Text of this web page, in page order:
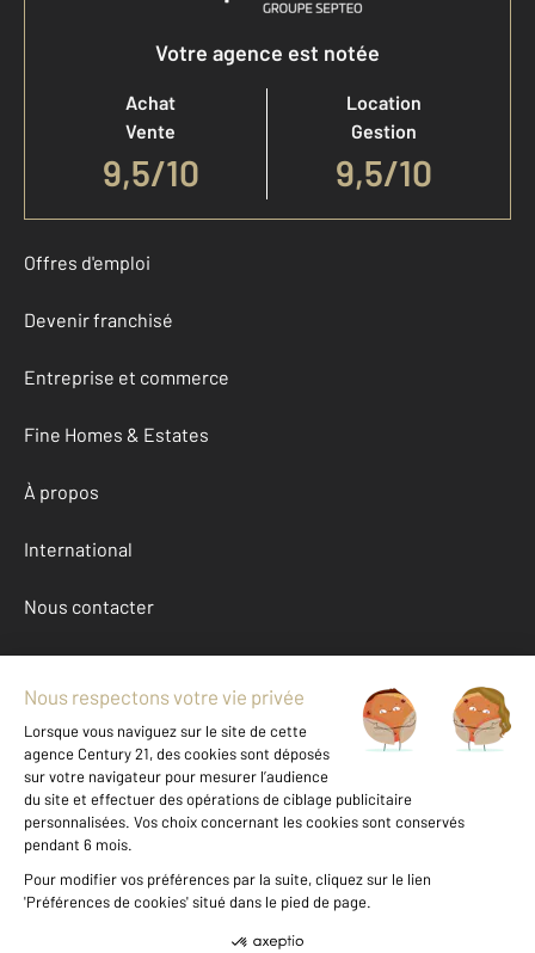
Votre agence est notée
Achat
Vente
9,5/10
Location
Gestion
9,5/10
Offres d'emploi
Devenir franchisé
Entreprise et commerce
Fine Homes & Estates
À propos
International
Nous contacter
Mentions légales & CGU et Barèmes d'honoraires
Données personnelles
Gestionnaire des cookies
Achat maison autour de REMOULINS (30210)